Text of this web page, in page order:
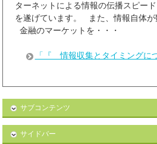
ターネットによる情報の伝播スピー
を遂げています。 また、情報自体が
金融のマーケットを・・・
「『 情報収集とタイミング
サブコンテンツ
サイドバー